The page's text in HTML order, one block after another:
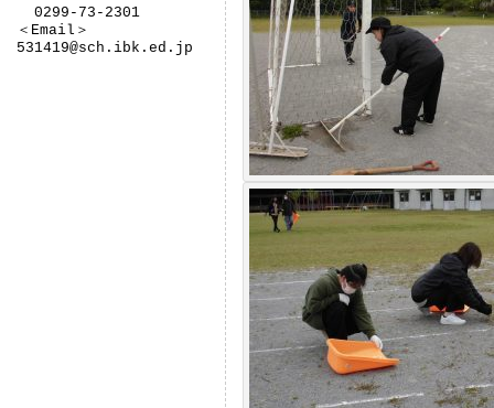
＜Email＞
531419@sch.ibk.ed.jp